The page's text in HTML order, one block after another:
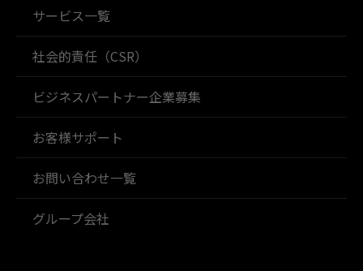
サービス一覧
社会的責任（CSR）
ビジネスパートナー企業募集
お客様サポート
お問い合わせ一覧
グループ会社